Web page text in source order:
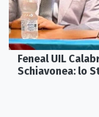
Feneal UIL
Schiavonea: lo